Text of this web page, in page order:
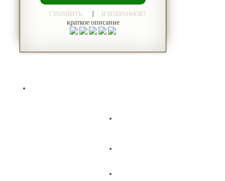
СРАВНИТЬ В ИЗБРАННОЕ!
краткое описание